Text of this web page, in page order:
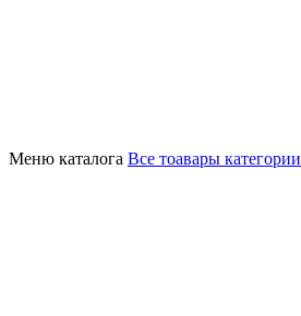
Меню каталога Все тоавары категории